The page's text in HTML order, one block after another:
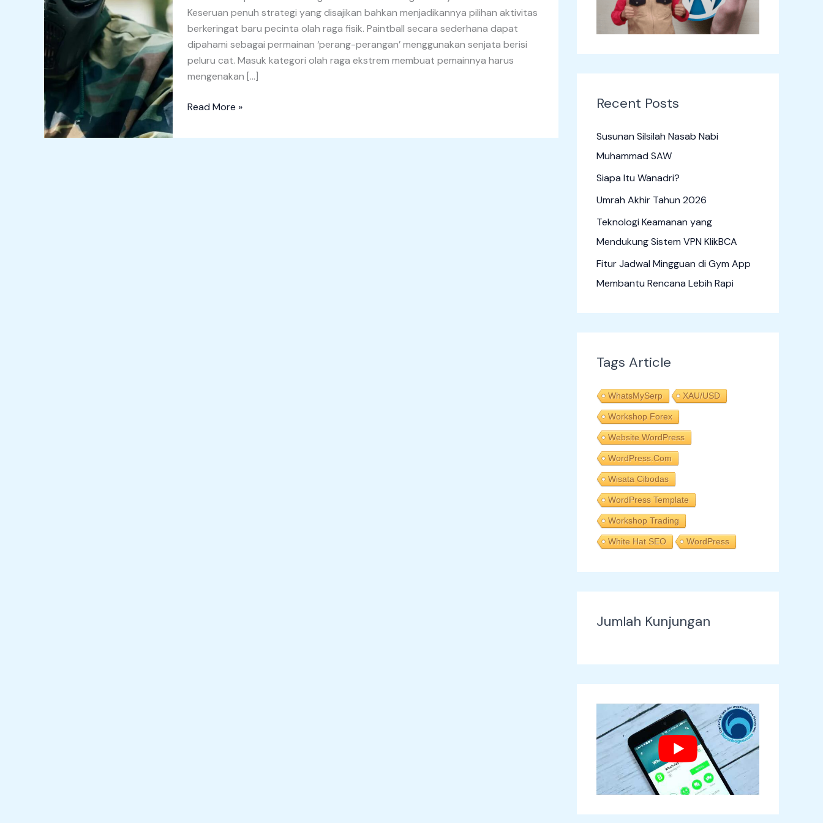
Keseruan penuh strategi yang disajikan bahkan menjadikannya pilihan aktivitas
berkeringat baru pecinta olah raga fisik. Paintball secara sederhana dapat
dipahami sebagai permainan ‘perang-perangan’ menggunakan senjata berisi
peluru cat. Masuk kategori olah raga ekstrem membuat pemainnya harus
mengenakan […]
Read More » Recent Posts
Susunan Silsilah Nasab Nabi
Muhammad SAW
Siapa Itu Wanadri?
Umrah Akhir Tahun 2026
Teknologi Keamanan yang
Mendukung Sistem VPN KlikBCA
Fitur Jadwal Mingguan di Gym App
Membantu Rencana Lebih Rapi
Tags Article
WhatsMySerp XAU/USD
Workshop Forex
Website WordPress
WordPress.com
Wisata Cibodas
WordPress Template
Workshop Trading
White Hat SEO WordPress
Jumlah Kunjungan